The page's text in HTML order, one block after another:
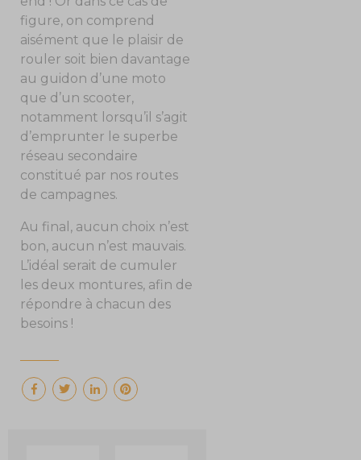
figure, on comprend
aisément que le plaisir de
rouler soit bien davantage
au guidon d’une moto
que d’un scooter,
notamment lorsqu’il s’agit
d’emprunter le superbe
réseau secondaire
constitué par nos routes
de campagnes.
Au final, aucun choix n’est
bon, aucun n’est mauvais.
L’idéal serait de cumuler
les deux montures, afin de
répondre à chacun des
besoins !